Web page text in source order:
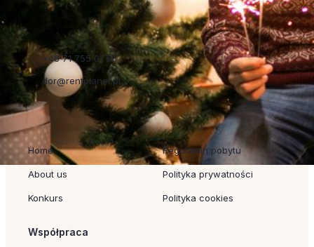
+48 71 755 01 50
dor@rentplanet.pl
Szybkie linki
Home
About us
Konkurs
Regulaminy
Regulamin pobytu
Polityka prywatności
Polityka cookies
Współpraca